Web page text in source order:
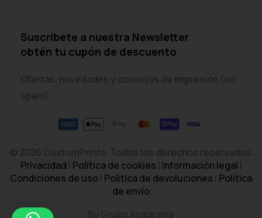
Suscríbete a nuestra Newsletter
obtén tu cupón de descuento
Ofertas, novedades y consejos de impresión (sin
spam).
© 2026 CustomPrints. Todos los derechos reservados.
Privacidad | Política de cookies | Información legal |
Condiciones de uso| Política de devoluciones | Política
de envío
By Grupo Anagrama